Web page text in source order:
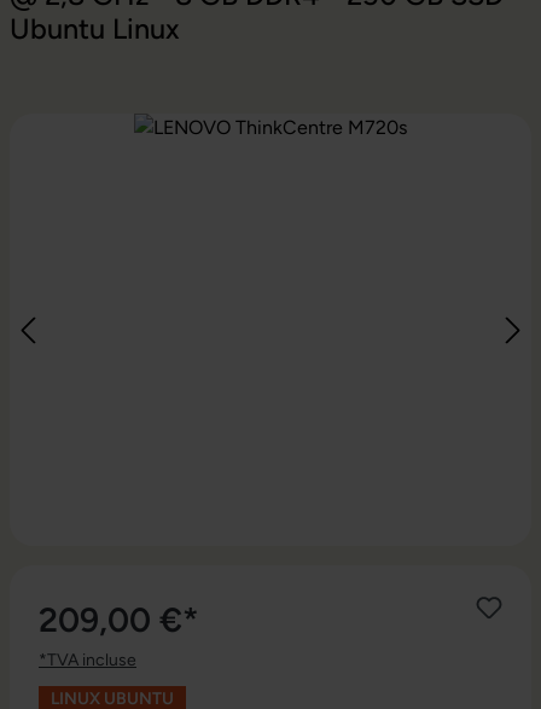
Ubuntu Linux
Ignorer la galerie d'images
209,00 €*
*TVA incluse
LINUX UBUNTU